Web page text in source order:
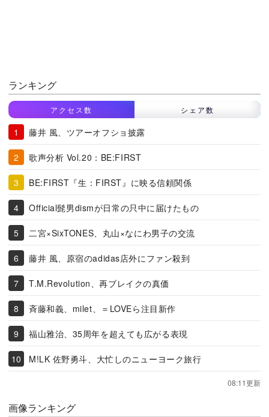
ランキング
アクセス数 シェア数
藤井 風、ツアーオフショ披露
歌声分析 Vol.20：BE:FIRST
BE:FIRST『生：FIRST』に映る信頼関係
Official髭男dismが日常の只中に届けたもの
二宮×SixTONES、丸山×なにわ男子の交流
藤井 風、原宿のadidas店外にファン殺到
T.M.Revolution、再ブレイクの真価
斉藤和義、milet、＝LOVEら注目新作
福山雅治、35周年を超えても広がる表現
M!LK 佐野勇斗、大忙しのニューヨーク旅行
08:11更新
画像ランキング